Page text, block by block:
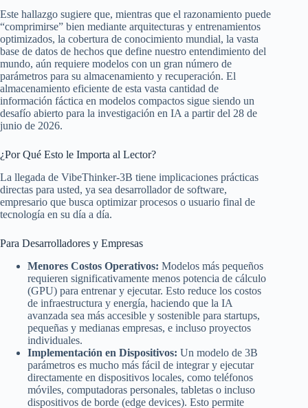
Este hallazgo sugiere que, mientras que el razonamiento puede
“comprimirse” bien mediante arquitecturas y entrenamientos
optimizados, la cobertura de conocimiento mundial, la vasta
base de datos de hechos que define nuestro entendimiento del
mundo, aún requiere modelos con un gran número de
parámetros para su almacenamiento y recuperación. El
almacenamiento eficiente de esta vasta cantidad de
información fáctica en modelos compactos sigue siendo un
desafío abierto para la investigación en IA a partir del 28 de
junio de 2026.
¿Por Qué Esto le Importa al Lector?
La llegada de VibeThinker-3B tiene implicaciones prácticas
directas para usted, ya sea desarrollador de software,
empresario que busca optimizar procesos o usuario final de
tecnología en su día a día.
Para Desarrolladores y Empresas
Menores Costos Operativos: Modelos más pequeños
requieren significativamente menos potencia de cálculo
(GPU) para entrenar y ejecutar. Esto reduce los costos
de infraestructura y energía, haciendo que la IA
avanzada sea más accesible y sostenible para startups,
pequeñas y medianas empresas, e incluso proyectos
individuales.
Implementación en Dispositivos: Un modelo de 3B
parámetros es mucho más fácil de integrar y ejecutar
directamente en dispositivos locales, como teléfonos
móviles, computadoras personales, tabletas o incluso
dispositivos de borde (edge devices). Esto permite